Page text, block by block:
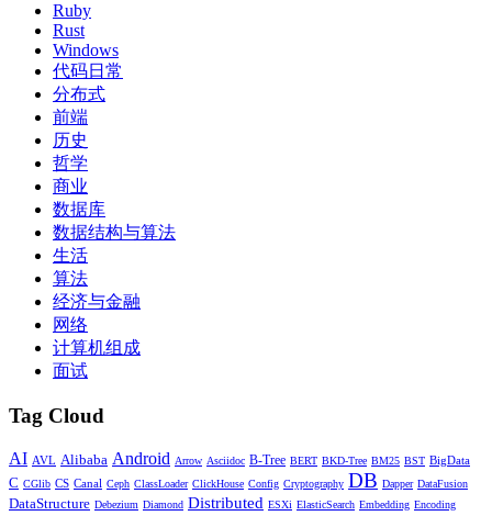
Ruby
Rust
Windows
代码日常
分布式
前端
历史
哲学
商业
数据库
数据结构与算法
生活
算法
经济与金融
网络
计算机组成
面试
Tag Cloud
AI AVL Alibaba Android Arrow Asciidoc B-Tree BERT BKD-Tree BM25 BST BigData
C CGlib CS Canal Ceph ClassLoader ClickHouse Config Cryptography DB Dapper DataFusion
DataStructure Debezium Diamond Distributed ESXi ElasticSearch Embedding Encoding